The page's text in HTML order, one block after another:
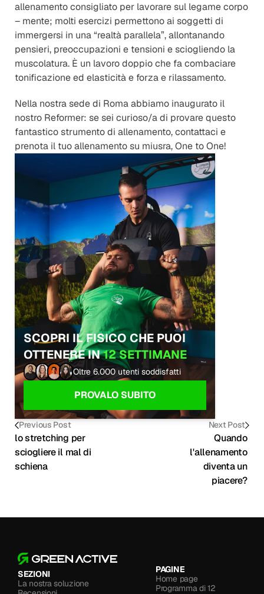
allenamento consigliato per lavorare sul legame corpo
– mente; molti esercizi permettono ai soggetti di
immergersi in una “realtà parallela”, allontanando
pensieri, preoccupazioni e tensioni e sciogliendo la
muscolatura. È un lavoro doppio che fa combaciare
tonificazione ed elasticità e forza e rilassamento.
Nella nostra sede di Roma abbiamo inaugurato il
nostro Reformer: se sei curioso/a di provare questo
fantastico strumento di allenamento, contattaci e
prenota il tuo allenamento su miusra, One to One!
SCOPRI IL FISICO CHE PUOI
OTTENERE IN 12 SETTIMANE
Oltre 6.000 utenti soddisfatti
PROVALO SUBITO
Previous Post
lo stretching per
sciogliere il mal di
schiena
Next Post
Quando
l'allenamento
diventa un
piacere?
SEZIONI
La nostra soluzione
PAGINE
Home page
Programma di 12